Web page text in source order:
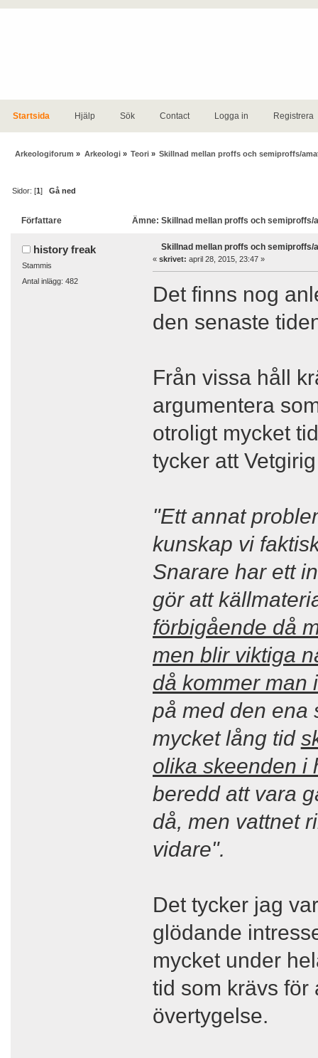
Startsida Hjälp Sök Contact Logga in Registrera
Arkeologiforum » Arkeologi» Teori» Skillnad mellan proffs och semiproffs/
Sidor: [1]Gå ned
Författare Ämne: Skillnad mellan proffs och semiproffs/
history freak
Stammis
Antal inlägg: 482
Skillnad mellan proffs och semiproffs/
« skrivet: april 28, 2015, 23:47 »
Det finns nog
den senaste
Från vissa håll
argumentera
otroligt mycket
tycker att
"Ett annat
kunskap vi
Snarare har ett
gör att
förbigående då
men blir viktiga
då kommer man
på med den ena
mycket lång tid
olika skeenden i
beredd att vara
då, men vattnet
vidare".
Det tycker jag
glödande
mycket under
tid som krävs för
övertygelse.